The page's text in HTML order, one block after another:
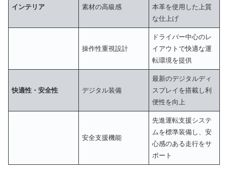
インテリア 素材の高級感
本革を使用した上質
な仕上げ
操作性重視設計
ドライバー中心のレ
イアウトで快適な運
転環境を提供
快適性・安全性 デジタル装備
最新のデジタルディ
スプレイを搭載し利
便性を向上
安全支援機能
先進運転支援システ
ムを標準装備し、安
心感のある走行をサ
ポート